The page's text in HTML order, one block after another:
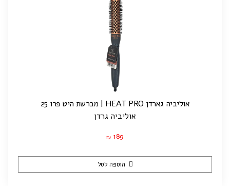
אוליביה גארדן HEAT PRO | מברשת היט פרו 25
אוליביה גרדן
₪ 189
הוספה לסל